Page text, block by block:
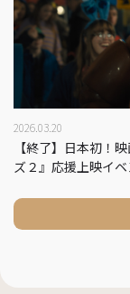
2026.03.20
【終了】日本初！
ズ２』応援上映イベ